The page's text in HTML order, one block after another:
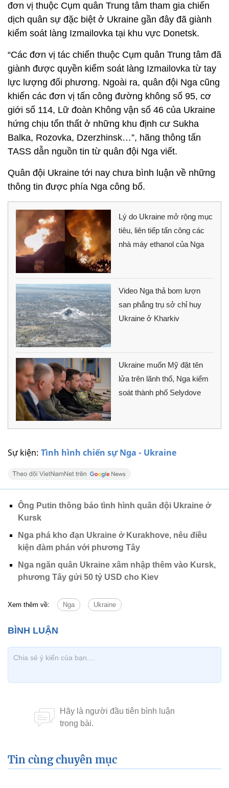
Sự kiện: Tình hình chiến sự Nga - Ukraine
đơn vị thuộc Cụm quân Trung tâm tham gia chiến
dịch quân sự đặc biệt ở Ukraine gần đây đã giành
kiểm soát làng Izmailovka tại khu vực Donetsk.
“Các đơn vị tác chiến thuộc Cụm quân Trung tâm đã
giành được quyền kiểm soát làng Izmailovka từ tay
lực lượng đối phương. Ngoài ra, quân đội Nga cũng
khiến các đơn vị tấn công đường không số 95, cơ
giới số 114, Lữ đoàn Không vận số 46 của Ukraine
hứng chịu tổn thất ở những khu định cư Sukha
Balka, Rozovka, Dzerzhinsk…”, hãng thông tấn
TASS dẫn nguồn tin từ quân đội Nga viết.
Quân đội Ukraine tới nay chưa bình luận về những
thông tin được phía Nga công bố.
Lý do Ukraine mở rộng mục
tiêu, liên tiếp tấn công các
nhà máy ethanol của Nga
Video Nga thả bom lượn
san phẳng trụ sở chỉ huy
Ukraine ở Kharkiv
Ukraine muốn Mỹ đặt tên
lửa trên lãnh thổ, Nga kiểm
soát thành phố Selydove
Ông Putin thông báo tình hình quân đội Ukraine ở
Kursk
Nga phá kho đạn Ukraine ở Kurakhove, nêu điều
kiện đàm phán với phương Tây
Nga ngăn quân Ukraine xâm nhập thêm vào Kursk,
phương Tây gửi 50 tỷ USD cho Kiev
Xem thêm về: Nga Ukraine
Tin cùng chuyên mục